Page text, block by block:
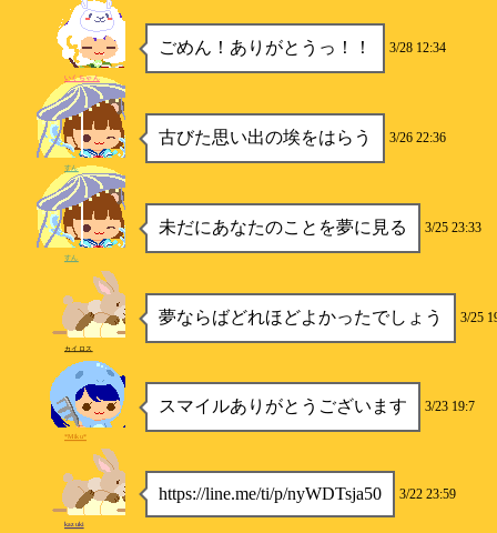
ごめん！ありがとうっ！！ 3/28 12:34
いくちゃん
古びた思い出の埃をはらう 3/26 22:36
すん
未だにあなたのことを夢に見る 3/25 23:33
すん
夢ならばどれほどよかったでしょう 3/25
カイロス
スマイルありがとうございます 3/23 19:7
*Miku*
https://line.me/ti/p/nyWDTsja50 3/22 23:59
kazuki